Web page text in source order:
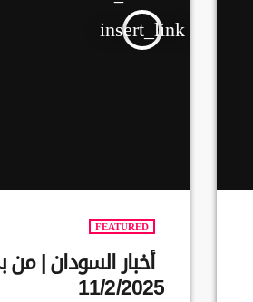
insert_link
FEATURED
أخبار السودان |
11/2/2025